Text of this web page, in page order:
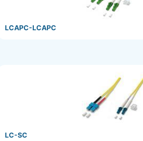
LCAPC-LCAPC
LC-SC